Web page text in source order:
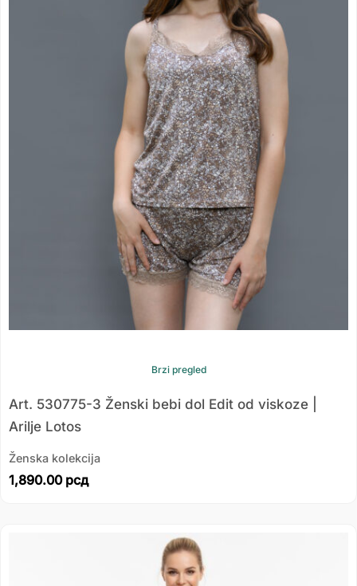
Brzi pregled
Art. 530775-3 Ženski bebi dol Edit od viskoze |
Arilje Lotos
Ženska kolekcija
1,890.00 рсд